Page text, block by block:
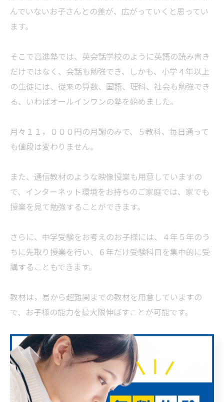
んでいないお子さんとの差が、広がっていくと思ってい
ます。
そこで高進塾では、英会話学校のように英語の読み書き
だけではなく、会話も勉強でき、しかも、小学４年以上
の生徒には、従来の算数、国語、理科、社会も勉強でき
る、いわばオールインワンの塾を始めました。
月々１１，０００円の月謝のみで、５教科、毎日通って
も値段は変わりません。
また、通信教材のような映像授業も用意していますの
で、インターネット環境をお持ちのご家庭では、家でも
授業を見て勉強することができます。
さらに、中学受験をお考えのお子様には、４年５年のう
ちに先取り授業を行い、６年だけ受験科目を集中的に受
講することもできます。
教材は，易から超難関までの教材を用意していますの
で、お子様の能力を最大限伸ばすことが可能です。
お問い合わせは、お電話：０８０－４０６３－４７３７
またはメールでいつでも可能です。